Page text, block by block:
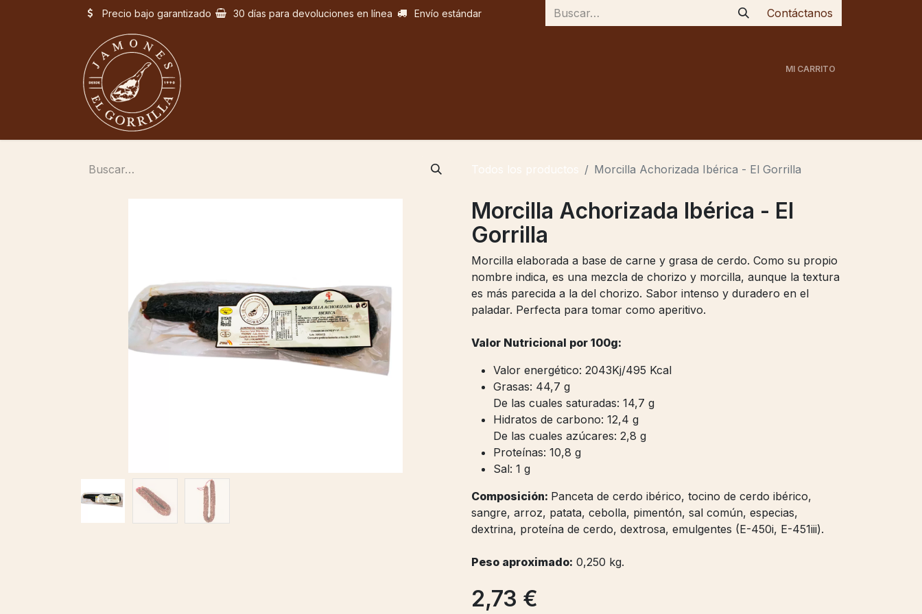
Precio bajo garantizado 30 días para devoluciones en línea Envío estándar Contáct​anos
MI CARRITO
Todos los productos Morcilla Achorizada Ibérica - El Gorrilla
Morcilla Achorizada Ibérica - El
Gorrilla
Morcilla elaborada a base de carne y grasa de cerdo. Como su propio
nombre indica, es una mezcla de chorizo y morcilla, aunque la textura
es más parecida a la del chorizo. Sabor intenso y duradero en el
paladar. Perfecta para tomar como aperitivo.
Valor Nutricional por 100g:
Valor energético: 2043Kj/495 Kcal
Grasas: 44,7 g
De las cuales saturadas: 14,7 g
Hidratos de carbono: 12,4 g
De las cuales azúcares: 2,8 g
Proteínas: 10,8 g
Sal: 1 g
Composición: Panceta de cerdo ibérico, tocino de cerdo ibérico,
sangre, arroz, patata, cebolla, pimentón, sal común, especias,
dextrina, proteína de cerdo, dextrosa, emulgentes (E-450i, E-451iii).
Peso aproximado: 0,250 kg.
2,73 €